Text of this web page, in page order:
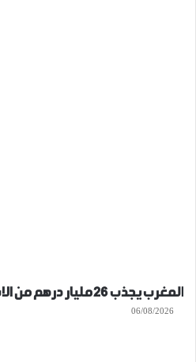
المغرب يجذب 26 مليار درهم من الاستثمارات
06/08/2026